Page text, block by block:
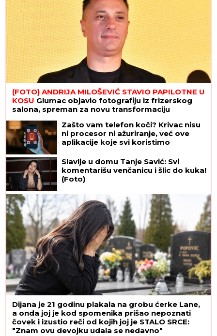
(FOTO) ANDRIJA MILOŠEVIĆ STAVIO PAPILOTNE U
KOSU Glumac objavio fotografiju iz frizerskog
salona, spreman za novu transformaciju
Zašto vam telefon koči? Krivac nisu
ni procesor ni ažuriranje, već ove
aplikacije koje svi koristimo
Slavlje u domu Tanje Savić: Svi
komentarišu venčanicu i šlic do kuka!
(Foto)
Dijana je 21 godinu plakala na grobu ćerke Lane,
a onda joj je kod spomenika prišao nepoznati
čovek i izustio reči od kojih joj je STALO SRCE:
"Znam ovu devojku udala se nedavno"